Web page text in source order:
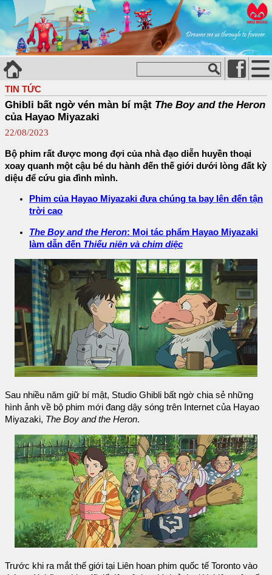
TIN TỨC
Ghibli bất ngờ vén màn bí mật The Boy and the Heron
của Hayao Miyazaki
22/08/2023
Bộ phim rất được mong đợi của nhà đạo diễn huyền thoại
xoay quanh một cậu bé du hành đến thế giới dưới lòng đất kỳ
diệu để cứu gia đình mình.
Phim của Hayao Miyazaki đưa chúng ta bay lên đến tận
trời cao
The Boy and the Heron: Mọi tác phẩm Hayao Miyazaki
làm dẫn đến Thiếu niên và chim diệc
Sau nhiều năm giữ bí mật, Studio Ghibli bất ngờ chia sẻ những
hình ảnh về bộ phim mới đang dậy sóng trên Internet của Hayao
Miyazaki, The Boy and the Heron.
Trước khi ra mắt thế giới tại Liên hoan phim quốc tế Toronto vào